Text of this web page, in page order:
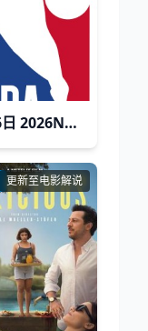
7月16日 2026NBA夏季联赛 鹈鹕VS骑士
更新至电影解说